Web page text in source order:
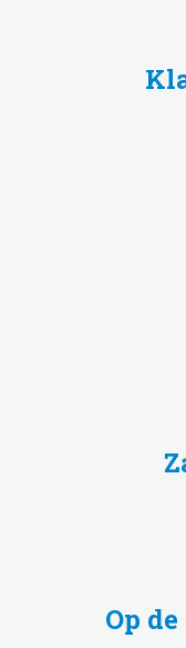
Op